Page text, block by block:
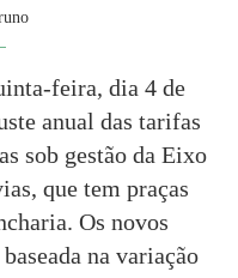
feira, dia 4 de
anual das tarifas
sob gestão da Eixo
que tem praças
Os novos
na variação